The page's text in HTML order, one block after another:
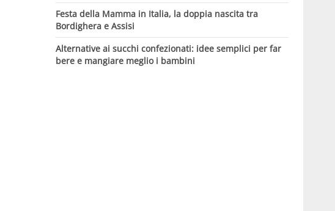
Festa della Mamma in Italia, la doppia nascita tra
Bordighera e Assisi
Alternative ai succhi confezionati: idee semplici per far
bere e mangiare meglio i bambini